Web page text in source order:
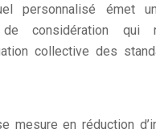
personnalisé émet
considération qui
collective des
mesure en réduction